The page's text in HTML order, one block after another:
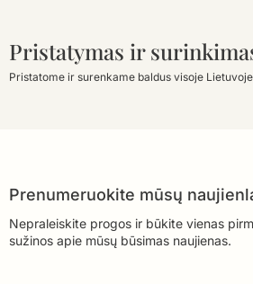
Pristatymas ir
Pristatome ir surenkame baldus visoje Lietuvoje
Prenumeruokite mūsų
Nepraleiskite progos ir būkite vienas
sužinos apie mūsų būsimas naujienas.